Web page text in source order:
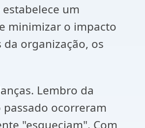
um
minimizar o impacto
organização, os
Lembro da
ocorreram
"esqueciam". Com